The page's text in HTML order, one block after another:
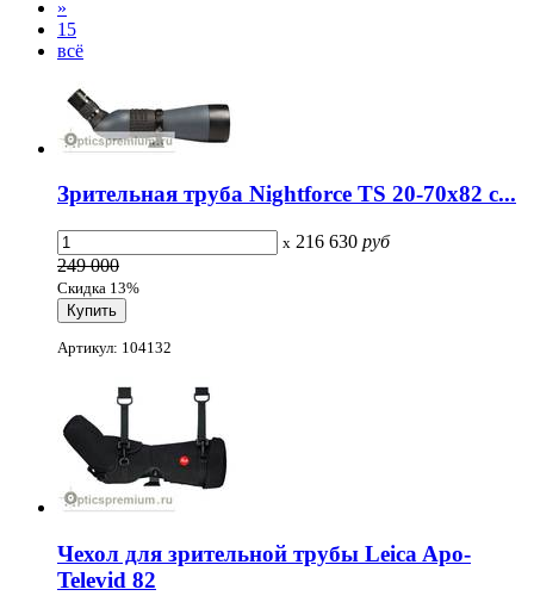
»
15
всё
Зрительная труба Nightforce TS 20-70x82 с...
x 216 630 руб
249 000
Скидка 13%
Артикул: 104132
Чехол для зрительной трубы Leica Apo-
Televid 82